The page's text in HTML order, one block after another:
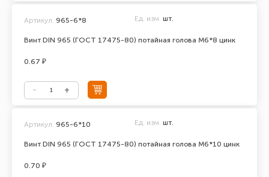
Винт DIN 965 (ГОСТ 17475-80) потайная голова М6*8 цинк
Артикул: 965-6*8 Ед. изм. шт.
0.67 ₽
Винт DIN 965 (ГОСТ 17475-80) потайная голова М6*10 цинк
Артикул: 965-6*10 Ед. изм. шт.
0.70 ₽